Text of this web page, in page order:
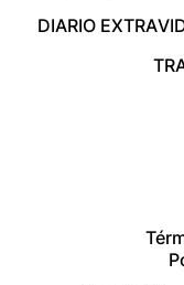
DIARIO EXTRA